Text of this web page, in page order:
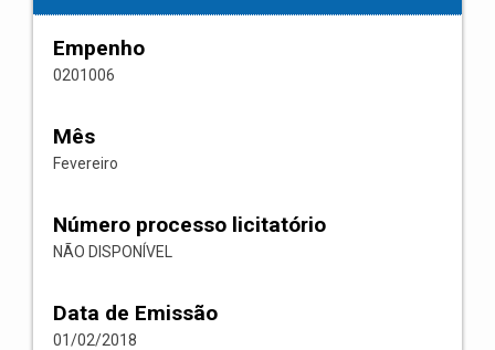
Empenho
0201006
Mês
Fevereiro
Número processo licitatório
NÃO DISPONÍVEL
Data de Emissão
01/02/2018